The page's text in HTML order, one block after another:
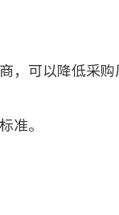
可以降低采购
准。